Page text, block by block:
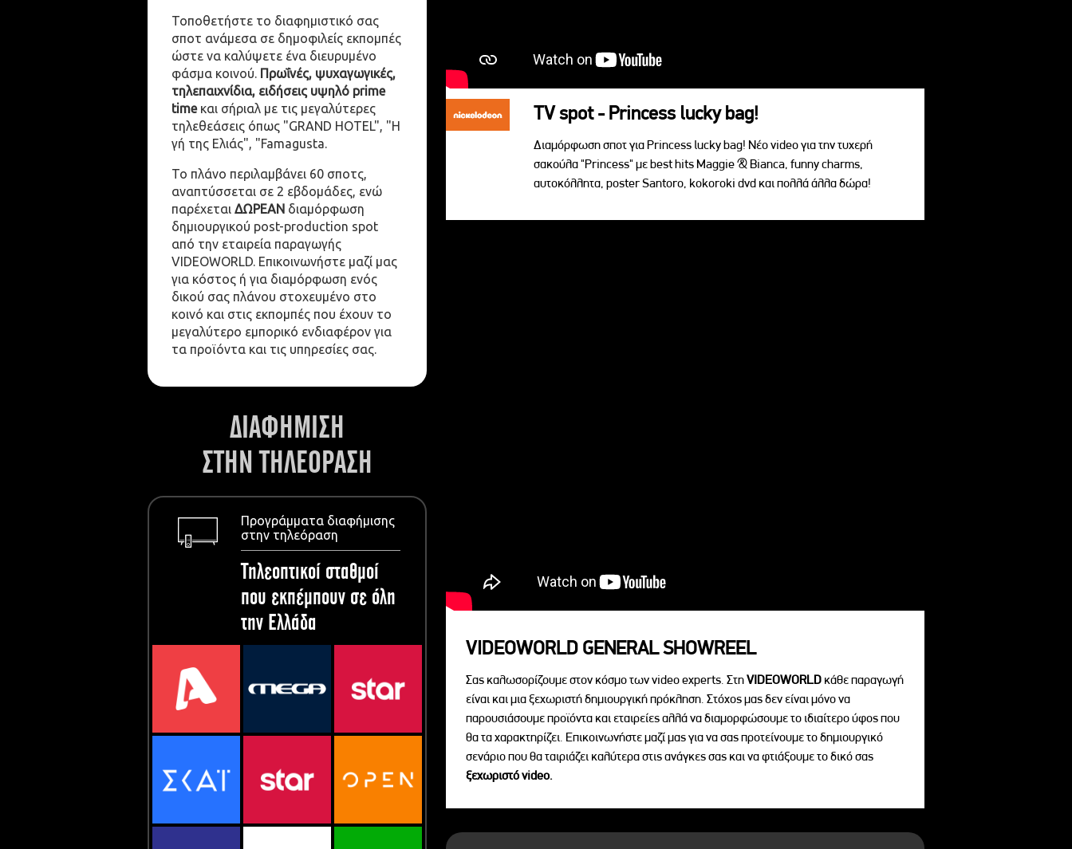
Τοποθετήστε το διαφημιστικό σας
σποτ ανάμεσα σε δημοφιλείς εκπομπές
ώστε να καλύψετε ένα διευρυμένο
φάσμα κοινού. Πρωΐνές, ψυχαγωγικές,
τηλεπαιχνίδια, ειδήσεις υψηλό prime
timeκαι σήριαλ με τις μεγαλύτερες
τηλεθεάσεις όπως "GRAND HOTEL", "Η
γή της Ελιάς", "Famagusta.
Το πλάνο περιλαμβάνει 60 σποτς,
αναπτύσσεται σε 2 εβδομάδες, ενώ
παρέχεται ΔΩΡΕΑΝ διαμόρφωση
δημιουργικού post-production spot
από την εταιρεία παραγωγής
VIDEOWORLD. Επικοινωνήστε μαζί μας
για κόστος ή για διαμόρφωση ενός
δικού σας πλάνου στοχευμένο στο
κοινό και στις εκπομπές που έχουν το
μεγαλύτερο εμπορικό ενδιαφέρον για
τα προϊόντα και τις υπηρεσίες σας.
ΔΙΑΦΗΜΙΣΗ
ΣΤΗΝ ΤΗΛΕΟΡΑΣΗ
Προγράμματα διαφήμισης
στην τηλεόραση
Τηλεοπτικοί σταθμοί
που εκπέμπουν σε όλη
την Ελλάδα
TV spot - Princess lucky bag!
Διαμόρφωση σποτ για Princess lucky bag! Νέο video για την τυχερή
σακούλα "Princess" με best hits Maggie & Bianca, funny charms,
αυτoκόλλητα, poster Santoro, kokoroki dvd και πολλά άλλα δώρα!
VIDEOWORLD GENERAL SHOWREEL
Σας καλωσορίζουμε στον κόσμο των video experts. ΣτηVIDEOWORLD κάθε παραγωγή
είναι και μια ξεχωριστή δημιουργική πρόκληση. Στόχος μας δεν είναι μόνο να
παρουσιάσουμε προϊόντα και εταιρείες αλλά να διαμορφώσουμε το ιδιαίτερο ύφος που
θα τα χαρακτηρίζει. Επικοινωνήστε μαζί μας για να σας προτείνουμε το δημιουργικό
σενάριο που θα ταιριάζει καλύτερα στις ανάγκες σας και να φτιάξουμε το δικό σας
ξεχωριστό videο.